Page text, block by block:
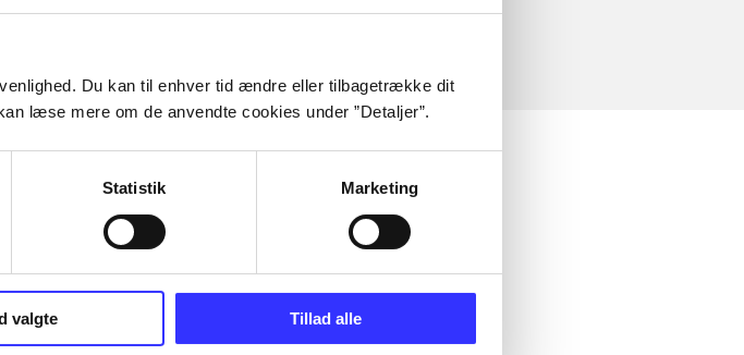
Du kan til enhver tid ændre eller tilbagetrække dit
læse mere om de anvendte cookies under ”Detaljer”.
Statistik Marketing
valgte Tillad alle